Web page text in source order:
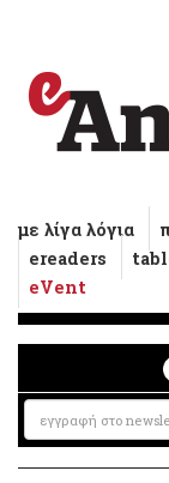
με λίγα λόγια
ereaders
eVent